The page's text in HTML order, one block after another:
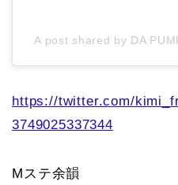
A post shared by DA
https://twitter.com/
3749025337344
Mステ余韻